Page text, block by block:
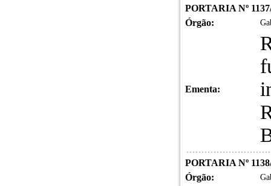
PORTARIA Nº
Órgão:
Ementa:
PORTARIA Nº
Órgão: